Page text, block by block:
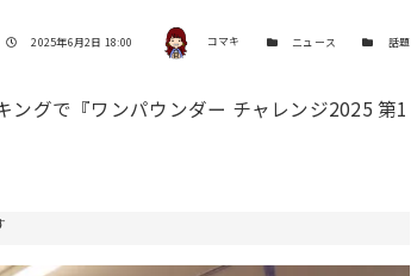
投稿日
2025年6月2日 18:00 著者 コマキ カテゴリー
ニュース カテゴリー
話題
グで『ワンパウンダー チャレンジ2025 第1